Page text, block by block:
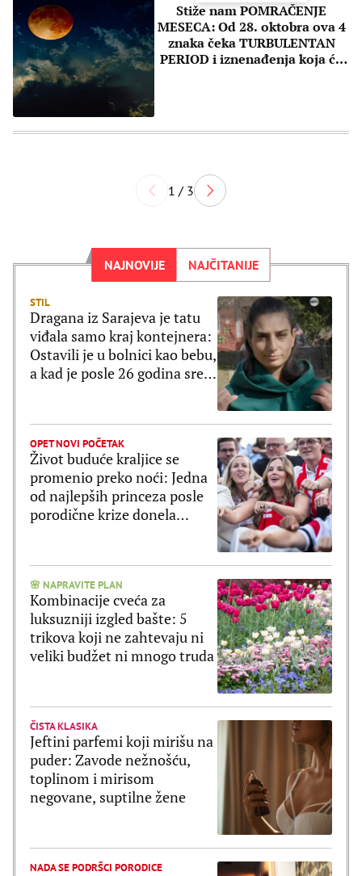
Stiže nam POMRAČENJE
MESECA: Od 28. oktobra ova 4
znaka čeka TURBULENTAN
PERIOD i iznenađenja koja će
1 / 3
NAJNOVIJE NAJČITANIJE
STIL
Dragana iz Sarajeva je tatu
viđala samo kraj kontejnera:
Ostavili je u bolnici kao bebu,
a kad je posle 26 godina srela
OPET NOVI POČETAK
Život buduće kraljice se
promenio preko noći: Jedna
od najlepših princeza posle
porodične krize donela
🌸 NAPRAVITE PLAN
Kombinacije cveća za
luksuzniji izgled bašte: 5
trikova koji ne zahtevaju ni
veliki budžet ni mnogo truda
ČISTA KLASIKA
Jeftini parfemi koji mirišu na
puder: Zavode nežnošću,
toplinom i mirisom
negovane, suptilne žene
NADA SE PODRŠCI PORODICE